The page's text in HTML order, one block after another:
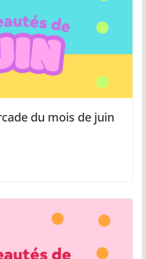
du mois de juin